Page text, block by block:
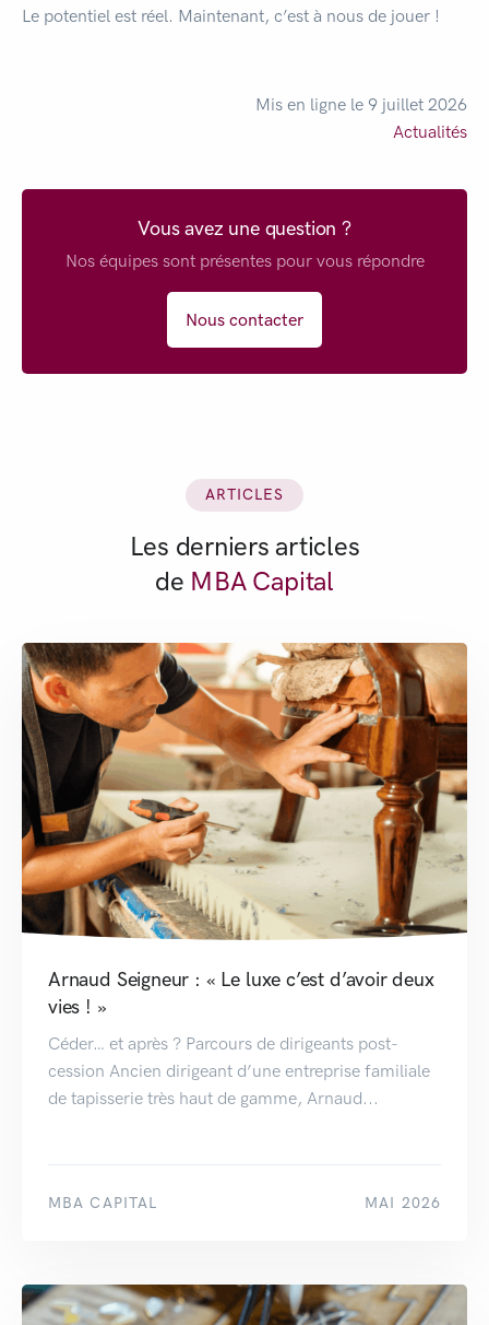
Le potentiel est réel. Maintenant, c’est à nous de jouer !
Mis en ligne le 9 juillet 2026
Actualités
Vous avez une question ?
Nos équipes sont présentes pour vous répondre
Nous contacter
ARTICLES
Les derniers articles
de MBA Capital
Arnaud Seigneur : « Le luxe c’est d’avoir deux
vies ! »
Céder… et après ? Parcours de dirigeants post-
cession Ancien dirigeant d’une entreprise familiale
de tapisserie très haut de gamme, Arnaud...
MBA CAPITAL MAI 2026